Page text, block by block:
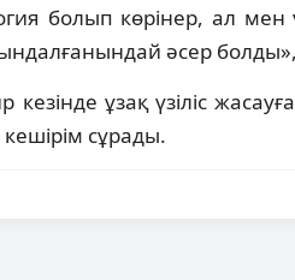
болып көрінер, ал
әсер
кезінде ұзақ үзіліс
сұрады.